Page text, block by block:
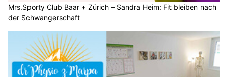
Mrs.Sporty Club Baar + Zürich – Sandra Heim: Fit bleiben nach
der Schwangerschaft